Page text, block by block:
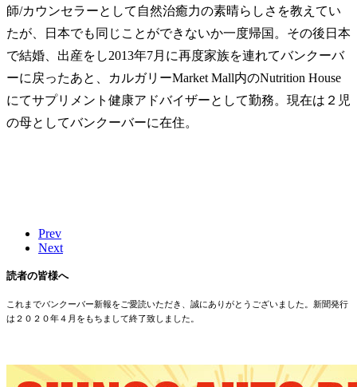
師/カウンセラーとして自然治癒力の素晴らしさを教えてい
たが、日本でも同じことができないか一度帰国。その後日本
で結婚、出産をし2013年7月に再度家族を連れてバンクーバ
ーに戻ったあと、カルガリーMarket Mall内のNutrition House
にてサプリメント健康アドバイザーとして勤務。現在は２児
の母としてバンクーバーに在住。
Prev
Next
読者の皆様へ
これまでバンクーバー新報をご愛読いただき、誠にありがとうございました。新聞発行
は２０２０年４月をもちまして終了致しました。